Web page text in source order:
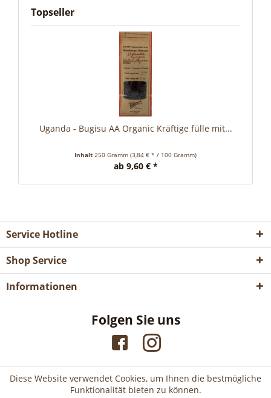
Topseller
Uganda - Bugisu AA Organic Kräftige fülle mit...
Inhalt 250 Gramm (3,84 € * / 100 Gramm)
ab 9,60 € *
Service Hotline
Shop Service
Informationen
Folgen Sie uns
Diese Website verwendet Cookies, um Ihnen die bestmögliche
Funktionalität bieten zu können.